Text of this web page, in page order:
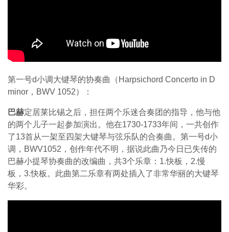
第一号d小调大键琴的协奏曲（Harpsichord Concerto in D
minor，BWV 1052）：
巴赫定居莱比锡之后，担任两个乐迷合奏团的指导，他与他
的两个儿子一起参加演出。他在1730-1733年间，一共创作
了13首从一架至四架大键琴与弦乐队的合奏曲。第一号d小
调，BWV1052，创作年代不明，据说此曲乃今日已失传的
巴赫小提琴协奏曲的改编曲，共3个乐章：1.快板，2.慢
板，3.快板。此曲第二乐章有两处插入了非常华丽的大键琴
华彩。